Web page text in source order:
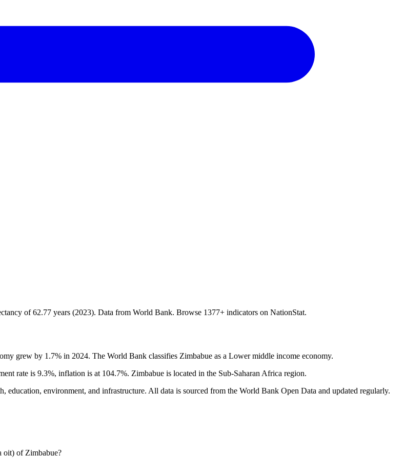
of 62.77 years (2023). Data from World Bank. Browse 1377+ indicators on NationStat.
grew by 1.7% in 2024. The World Bank classifies Zimbabue as a Lower middle income economy.
rate is 9.3%, inflation is at 104.7%. Zimbabue is located in the Sub-Saharan Africa region.
environment, and infrastructure. All data is sourced from the World Bank Open Data and updated regularly.
oit) of Zimbabue?